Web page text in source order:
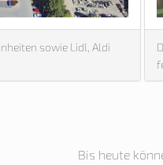
sowie Lidl, Aldi
Bis heute